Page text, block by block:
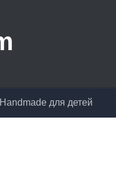
Handmade для детей